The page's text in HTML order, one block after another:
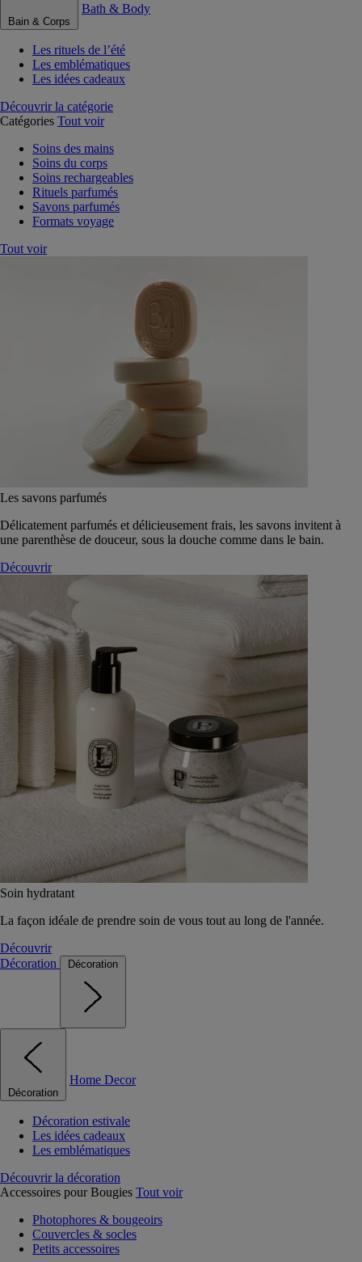
Bain & Corps
Bath & Body
Les rituels de l’été
Les emblématiques
Les idées cadeaux
Découvrir la catégorie
Catégories Tout voir
Soins des mains
Soins du corps
Soins rechargeables
Rituels parfumés
Savons parfumés
Formats voyage
Tout voir
Les savons parfumés
Délicatement parfumés et délicieusement frais, les savons invitent à
une parenthèse de douceur, sous la douche comme dans le bain.
Découvrir
Soin hydratant
La façon idéale de prendre soin de vous tout au long de l'année.
Découvrir
Décoration
Décoration
Décoration
Home Decor
Décoration estivale
Les idées cadeaux
Les emblématiques
Découvrir la décoration
Accessoires pour Bougies Tout voir
Photophores & bougeoirs
Couvercles & socles
Petits accessoires